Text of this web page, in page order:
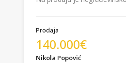
Prodaja
140.000€
Nikola Popović